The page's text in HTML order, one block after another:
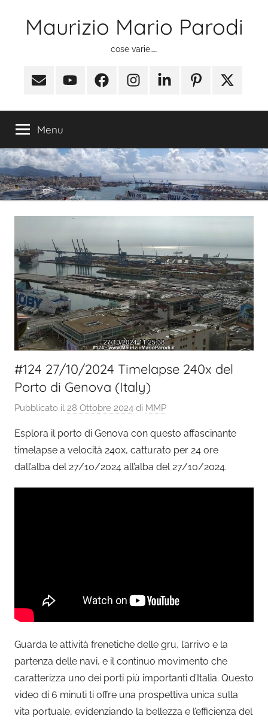
Maurizio Mario Parodi
cose varie……
Email YoutubeFacebookInstagramLinkedinPinterest
X
Twitter)
Menu
#124 27/10/2024 Timelapse 240x del
Porto di Genova (Italy)
Pubblicato il 28 Ottobre 2024 di MMP
Esplora il porto di Genova con questo affascinante
timelapse a velocità 240x, catturato per 24 ore
dall’alba del 27/10/2024 all’alba del 27/10/2024.
Guarda le attività frenetiche delle gru, l’arrivo e la
partenza delle navi, e il continuo movimento che
caratterizza uno dei porti più importanti d’Italia. Questo
video di 6 minuti ti offre una prospettiva unica sulla
vita portuale, evidenziando la bellezza e l’efficienza del